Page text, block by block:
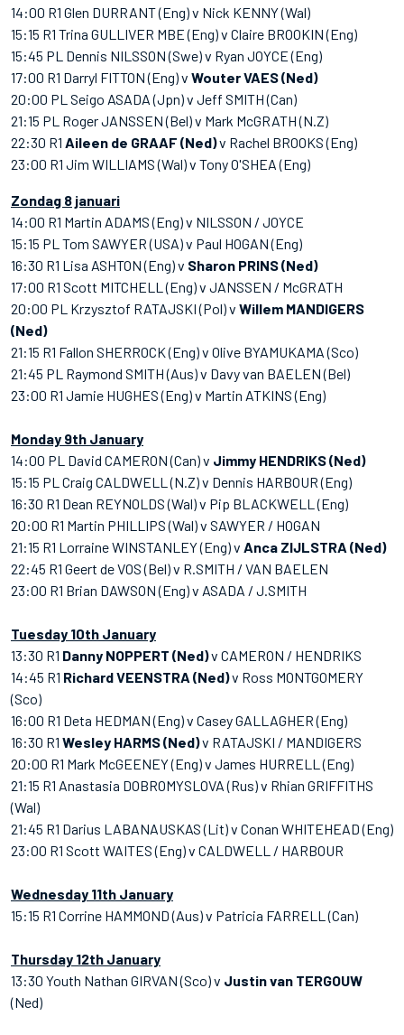
14:00 R1 Glen DURRANT (Eng) v Nick KENNY (Wal)
15:15 R1 Trina GULLIVER MBE (Eng) v Claire BROOKIN (Eng)
15:45 PL Dennis NILSSON (Swe) v Ryan JOYCE (Eng)
17:00 R1 Darryl FITTON (Eng) v Wouter VAES (Ned)
20:00 PL Seigo ASADA (Jpn) v Jeff SMITH (Can)
21:15 PL Roger JANSSEN (Bel) v Mark McGRATH (N.Z)
22:30 R1 Aileen de GRAAF (Ned)v Rachel BROOKS (Eng)
23:00 R1 Jim WILLIAMS (Wal) v Tony O'SHEA (Eng)
Zondag 8 januari
14:00 R1 Martin ADAMS (Eng) v NILSSON / JOYCE
15:15 PL Tom SAWYER (USA) v Paul HOGAN (Eng)
16:30 R1 Lisa ASHTON (Eng) v Sharon PRINS (Ned)
17:00 R1 Scott MITCHELL (Eng) v JANSSEN / McGRATH
20:00 PL Krzysztof RATAJSKI (Pol) v Willem MANDIGERS
(Ned)
21:15 R1 Fallon SHERROCK (Eng) v Olive BYAMUKAMA (Sco)
21:45 PL Raymond SMITH (Aus) v Davy van BAELEN (Bel)
23:00 R1 Jamie HUGHES (Eng) v Martin ATKINS (Eng)
Monday 9th January
14:00 PL David CAMERON (Can) v Jimmy HENDRIKS (Ned)
15:15 PL Craig CALDWELL (N.Z) v Dennis HARBOUR (Eng)
16:30 R1 Dean REYNOLDS (Wal) v Pip BLACKWELL (Eng)
20:00 R1 Martin PHILLIPS (Wal) v SAWYER / HOGAN
21:15 R1 Lorraine WINSTANLEY (Eng) v Anca ZIJLSTRA (Ned)
22:45 R1 Geert de VOS (Bel) v R.SMITH / VAN BAELEN
23:00 R1 Brian DAWSON (Eng) v ASADA / J.SMITH
Tuesday 10th January
13:30 R1 Danny NOPPERT (Ned)v CAMERON / HENDRIKS
14:45 R1 Richard VEENSTRA (Ned)v Ross MONTGOMERY
(Sco)
16:00 R1 Deta HEDMAN (Eng) v Casey GALLAGHER (Eng)
16:30 R1 Wesley HARMS (Ned)v RATAJSKI / MANDIGERS
20:00 R1 Mark McGEENEY (Eng) v James HURRELL (Eng)
21:15 R1 Anastasia DOBROMYSLOVA (Rus) v Rhian GRIFFITHS
(Wal)
21:45 R1 Darius LABANAUSKAS (Lit) v Conan WHITEHEAD (Eng)
23:00 R1 Scott WAITES (Eng) v CALDWELL / HARBOUR
Wednesday 11th January
15:15 R1 Corrine HAMMOND (Aus) v Patricia FARRELL (Can)
Thursday 12th January
13:30 Youth Nathan GIRVAN (Sco) v Justin van TERGOUW
(Ned)